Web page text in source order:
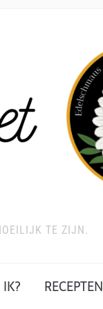
TE ZIJN.
RECEPTEN